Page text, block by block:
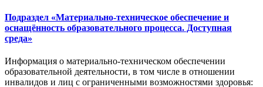
Подраздел «Материально-техническое обеспечение и
оснащённость образовательного процесса. Доступная
среда»
Информация о материально-техническом обеспечении
образовательной деятельности, в том числе в отношении
инвалидов и лиц с ограниченными возможностями здоровья: